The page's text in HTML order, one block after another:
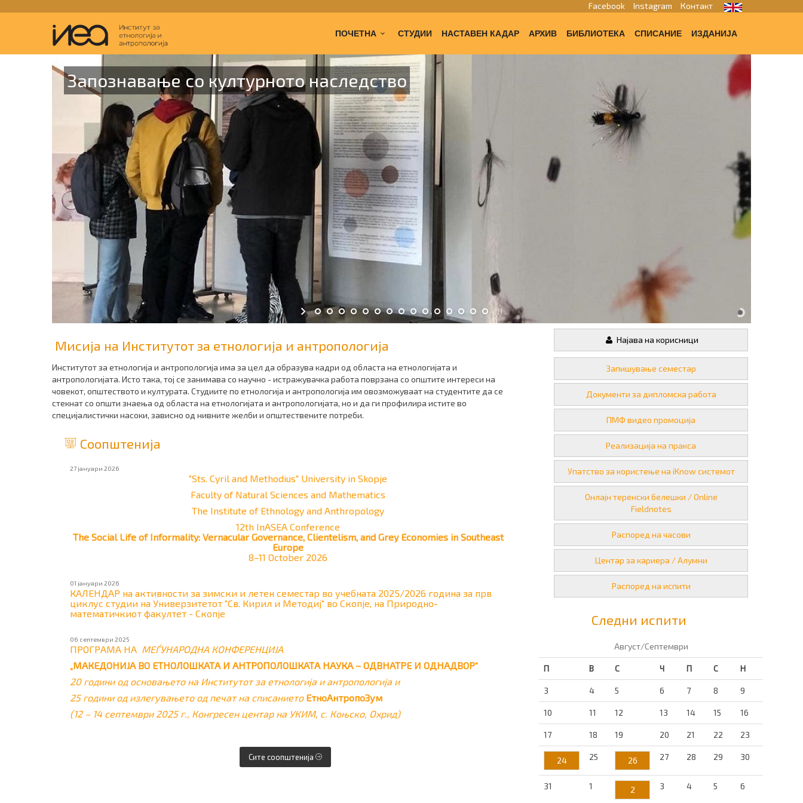
Facebook Instagram Контакт
ПОЧЕТНА СТУДИИ НАСТАВЕН КАДАР АРХИВ БИБЛИОТЕКА СПИСАНИЕ ИЗДАНИЈА
Запознавање со културното наследство
Мисија на Институтот за етнологија и антропологија
Институтот за етнологија и антропологија има за цел да образува кадри од областа на етнологијата и
антропологијата. Исто така, тој се занимава со научно - истражувачка работа поврзана со општите интереси на
човекот, општеството и културата. Студиите по етнологија и антропологија им овозможуваат на студентите да се
стекнат со општи знаења од областа на етнологијата и антропологијата, но и да ги профилира истите во
специјалистички насоки, зависно од нивните желби и општествените потреби.
Соопштенија
27 јануари 2026
"Sts. Cyril and Methodius" University in Skopje
Faculty of Natural Sciences and Mathematics
The Institute of Ethnology and Anthropology
12th InASEA Conference
The Social Life of Informality: Vernacular Governance, Clientelism, and Grey Economies in Southeast
Europe
8–11 October 2026
01 јануари 2026
КАЛЕНДАР на активности за зимски и летен семестар во учебната 2025/2026 година за прв
циклус студии на Универзитетот "Св. Кирил и Методиј" во Скопје, на Природно-
математичкиот факултет - Скопје
06 септември 2025
ПРОГРАМА НА МЕЃУНАРОДНА КОНФЕРЕНЦИЈА
„МАКЕДОНИЈА ВО ЕТНОЛОШКАТА И АНТРОПОЛОШКАТА НАУКА – ОДВНАТРЕ И ОДНАДВОР“
20 години од основањето на Институтот за етнологија и антропологија и
25 години од излегувањето од печат на списанието ЕтноАнтропоЗум
(12 – 14 септември 2025 г., Конгресен центар на УКИМ, с. Коњско, Охрид)
Сите соопштенија
Најава на корисници
Запишување семестар
Документи за дипломска работа
ПМФ видео промоција
Реализација на пракса
Упатство за користење на iKnow системот
Онлајн теренски белешки / Online
Fieldnotes
Распоред на часови
Центар за кариера / Алумни
Распоред на испити
Следни испити
Август/Септември
П В С Ч П С Н
3 4 5 6 7 8 9
10 11 12 13 14 15 16
17 18 19 20 21 22 23
24 25 26 27 28 29 30
31 1 2 3 4 5 6